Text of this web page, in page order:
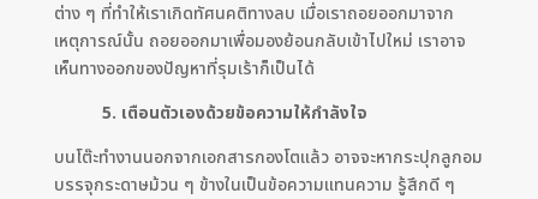
ต่าง ๆ ที่ทำให้เราเกิดทัศนคติทางลบ เมื่อเราถอยออกมาจาก
เหตุการณ์นั้น ถอยออกมาเพื่อมองย้อนกลับเข้าไปใหม่ เราอาจ
เห็นทางออกของปัญหาที่รุมเร้าก็เป็นได้
5. เตือนตัวเองด้วยข้อความให้กำลังใจ
บนโต๊ะทำงานนอกจากเอกสารกองโตแล้ว อาจจะหากระปุกลูกอม
บรรจุกระดาษม้วน ๆ ข้างในเป็นข้อความแทนความ รู้สึกดี ๆ